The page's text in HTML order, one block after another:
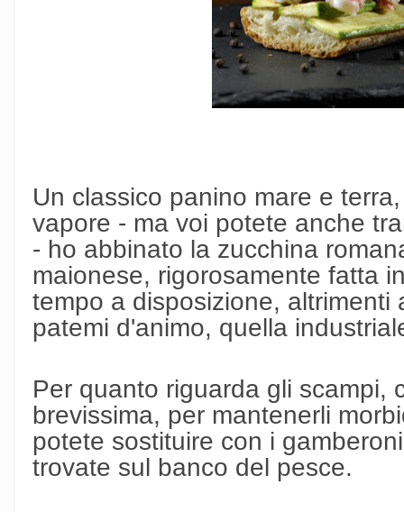
Un classico panino mare e
vapore - ma voi potete anche
- ho abbinato la zucchina
maionese, rigorosamente fatta
tempo a disposizione, altrimenti
patemi d'animo, quella
Per quanto riguarda gli scampi,
brevissima, per mantenerli
potete sostituire con i
trovate sul banco del pesce.